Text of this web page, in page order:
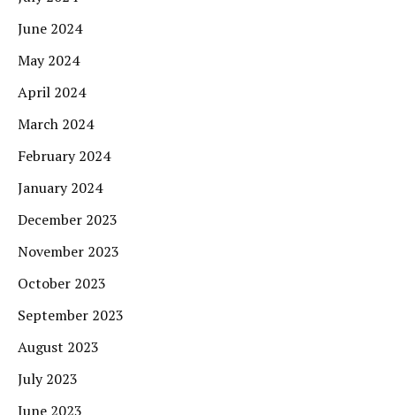
June 2024
May 2024
April 2024
March 2024
February 2024
January 2024
December 2023
November 2023
October 2023
September 2023
August 2023
July 2023
June 2023